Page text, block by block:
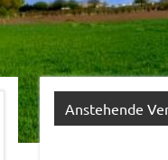
Anstehende